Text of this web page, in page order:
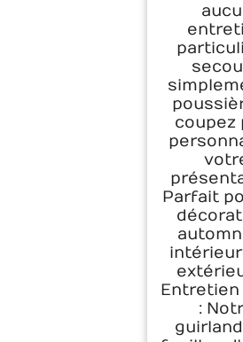
coupez
Parfait
Entretien
: